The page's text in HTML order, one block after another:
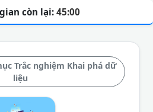
Trắc nghiệm Khai phá dữ
liệu
còn lại: 45:00